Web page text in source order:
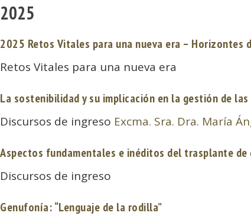
2025
2025 Retos Vitales para una nueva era – Horizontes
Retos Vitales para una nueva era
La sostenibilidad y su implicación en la gestión de
Discursos de ingreso Excma. Sra. Dra. María
Aspectos fundamentales e inéditos del trasplante
Discursos de ingreso
Genufonía: “Lenguaje de la rodilla”